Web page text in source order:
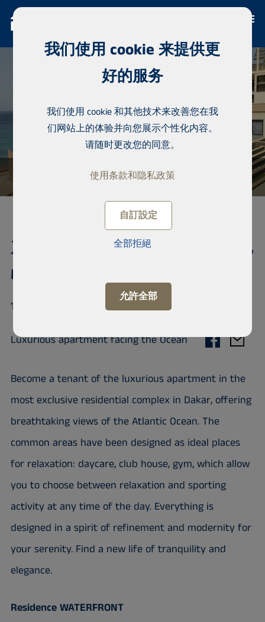
产权公寓, Residence of Waterfront,
Mermoz
11 000 Mermoz
Luxurious apartment facing the Ocean
Become a tenant of the luxurious apartment in the
most exclusive residential complex in Dakar, offering
breathtaking views of the Atlantic Ocean. The
common areas have been designed as ideal places
for relaxation: daycare, club house, gym, which allow
you to choose between relaxation and sporting
activity at any time of the day. Everything is
designed in a spirit of refinement and modernity for
your serenity. Find a new life of tranquility and
elegance.
Residence WATERFRONT
我们使用 cookie 来提供更
好的服务
我们使用 cookie 和其他技术来改善您在我
们网站上的体验并向您展示个性化内容。
请随时更改您的同意。
使用条款和隐私政策
自訂設定
全部拒絕
允許全部